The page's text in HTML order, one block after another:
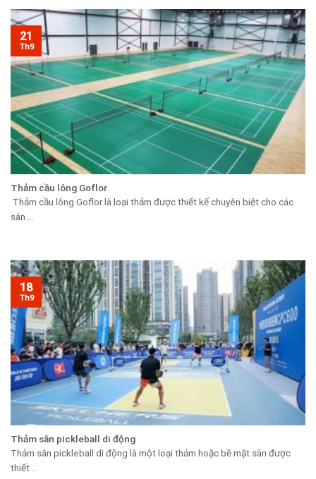
Thảm cầu lông Goflor
Thảm cầu lông Goflor là loại thảm được thiết kế chuyên biệt cho các
sân ...
21
Th9
Thảm sân pickleball di động
Thảm sân pickleball di động là một loại thảm hoặc bề mặt sàn được
thiết ...
18
Th9